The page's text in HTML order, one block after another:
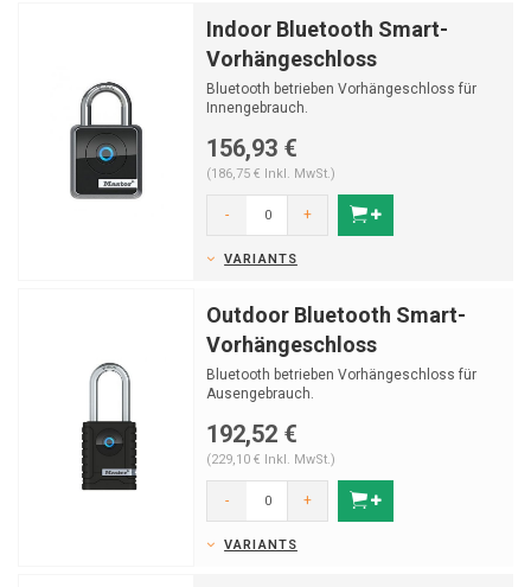
Indoor Bluetooth Smart-
Vorhängeschloss
Bluetooth betrieben Vorhängeschloss für
Innengebrauch.
156,93 €
(186,75 € Inkl. MwSt.)
- +
VARIANTS
Outdoor Bluetooth Smart-
Vorhängeschloss
Bluetooth betrieben Vorhängeschloss für
Ausengebrauch.
192,52 €
(229,10 € Inkl. MwSt.)
- +
VARIANTS